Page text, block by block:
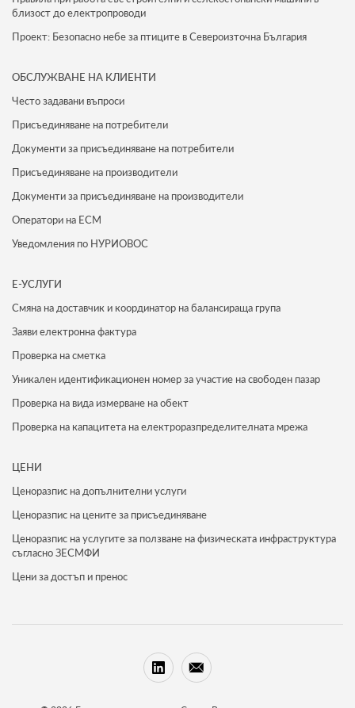
близост до електропроводи
Проект: Безопасно небе за птиците в Североизточна България
ОБСЛУЖВАНЕ НА КЛИЕНТИ
Често задавани въпроси
Присъединяване на потребители
Документи за присъединяване на потребители
Присъединяване на производители
Документи за присъединяване на производители
Оператори на ЕСМ
Уведомления по НУРИОВОС
Е-УСЛУГИ
Смяна на доставчик и координатор на балансираща група
Заяви електронна фактура
Проверка на сметка
Уникален идентификационен номер за участие на свободен пазар
Проверка на вида измерване на обект
Проверка на капацитета на електроразпределителната мрежа
ЦЕНИ
Ценоразпис на допълнителни услуги
Ценоразпис на цените за присъединяване
Ценоразпис на услугите за ползване на физическата инфраструктура
съгласно ЗЕСМФИ
Цени за достъп и пренос